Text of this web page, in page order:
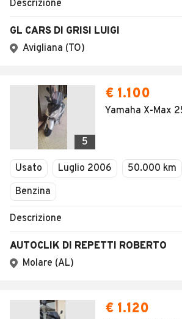
Descrizione
GL CARS DI GRISI LUIGI
Avigliana (TO)
5
€ 1.100
Yamaha X-Max
Usato Luglio 2006 50.000 km
Benzina
Descrizione
AUTOCLIK DI REPETTI ROBERTO
Molare (AL)
€ 1.120